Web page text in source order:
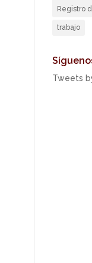
Registro
trabajo
Tweets